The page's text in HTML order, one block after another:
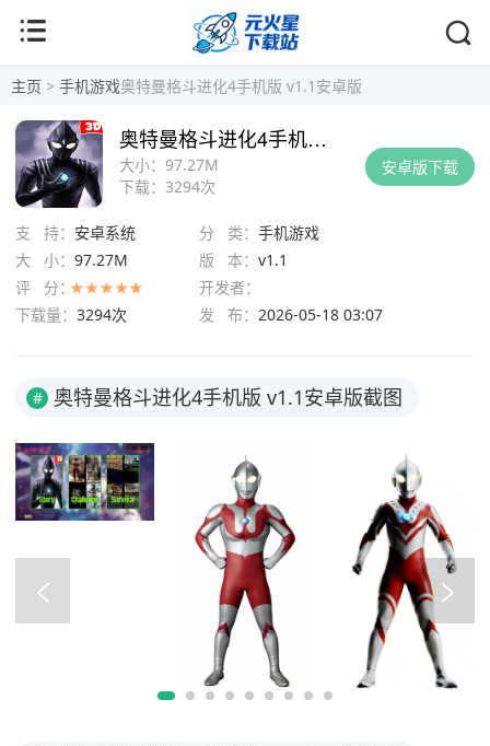
主页 > 手机游戏奥特曼格斗进化4手机版 v1.1安卓版
安卓版下载
大小： 97.27M
下载： 3294次
奥特曼格斗进化4手机版 v1.1安卓版
支 持： 安卓系统 分 类： 手机游戏
大 小： 97.27M 版 本： v1.1
评 分：
开发者：
下载量： 3294次 发 布： 2026-05-18 03:07
# 奥特曼格斗进化4手机版 v1.1安卓版截图